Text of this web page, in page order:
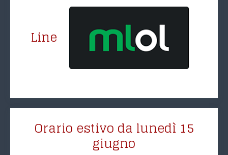
Line
Orario estivo da lunedì 15
giugno